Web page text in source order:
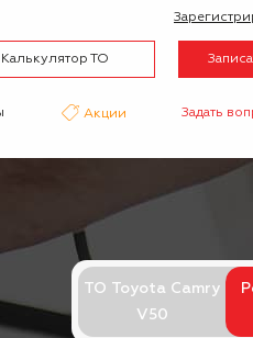
Калькулятор ТО
Акции Задать
ТО Toyota Camry
V50